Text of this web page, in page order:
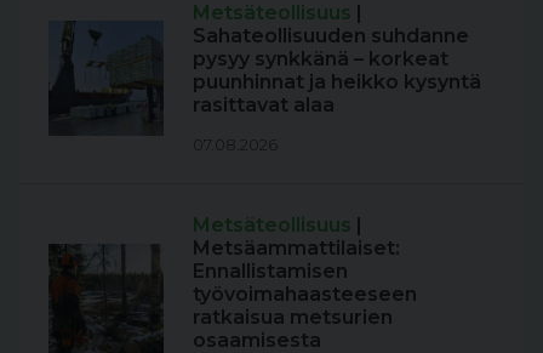
Metsäteollisuus |
Sahateollisuuden suhdanne
pysyy synkkänä – korkeat
puunhinnat ja heikko kysyntä
rasittavat alaa
07.08.2026
Metsäteollisuus |
Metsäammattilaiset:
Ennallistamisen
työvoimahaasteeseen
ratkaisua metsurien
osaamisesta